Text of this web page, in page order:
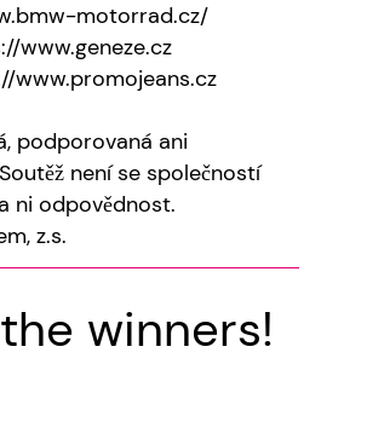
motorrad.cz/
www.geneze.cz
www.promojeans.cz
podporovaná ani
není se společností
ni odpovědnost.
z.s.
winners!